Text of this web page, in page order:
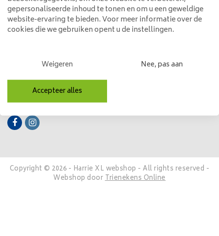
Klantenservice
Mijn account
Categorieën
Contactgegevens
Volg ons
Copyright © 2026 - Harrie XL webshop - All rights reserved -
Webshop doorTrienekens Online
gepersonaliseerde inhoud te tonen en om u een geweldige
website-ervaring te bieden. Voor meer informatie over de
cookies die we gebruiken opent u de instellingen.
Weigeren Nee, pas aan
Accepteer alles